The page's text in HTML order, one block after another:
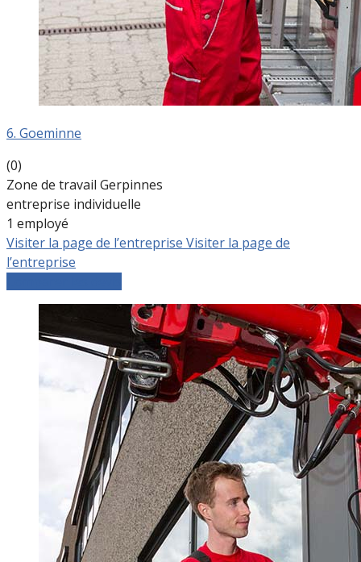
6. Goeminne
(0)
Zone de travail Gerpinnes
entreprise individuelle
1 employé
Visiter la page de l’entreprise Visiter la page de
l’entreprise